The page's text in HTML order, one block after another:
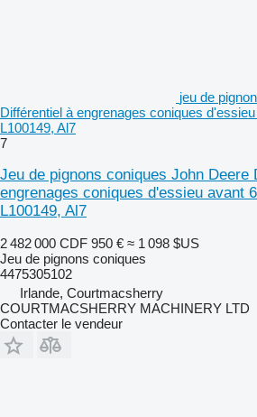
jeu de
Différentiel à engrenages coniques
L100149, Al7
7
Jeu de pignons coniques John Deere
engrenages coniques d'essieu avant
L100149, Al7
2 482 000 CDF 950 € ≈ 1 098 $US
Jeu de pignons coniques
4475305102
Irlande, Courtmacsherry
COURTMACSHERRY MACHINERY LTD
Contacter le vendeur